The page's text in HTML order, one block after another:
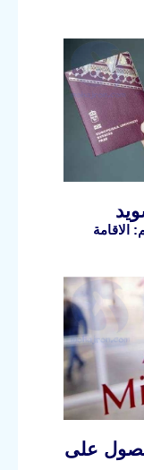
الاقامة
على